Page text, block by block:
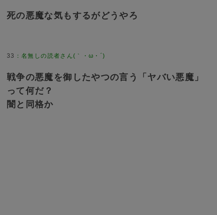
死の悪魔な気もするがどうやろ
33 ：名無しの読者さん(｀・ω・´)
戦争の悪魔を御したやつの言う「ヤバい悪魔」
って何だ？
闇と同格か